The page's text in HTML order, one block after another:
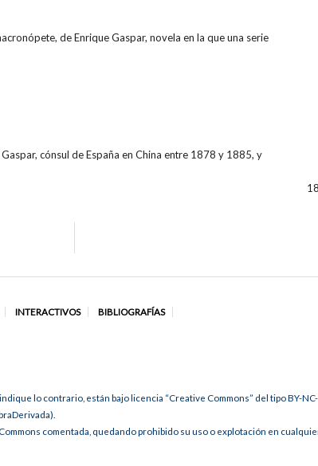
de Enrique Gaspar, novela en la que una serie
cónsul de España en China entre 1878 y 1885, y
INTERACTIVOS BIBLIOGRAFÍAS
lo contrario, están bajo licencia “Creative Commons” del tipo BY-
comentada, quedando prohibido su uso o explotación en